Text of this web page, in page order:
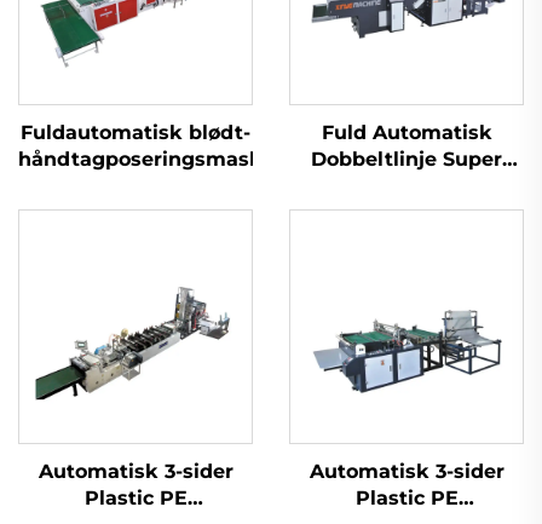
Fuldautomatisk blødt-
håndtagposeringsmaskine
Fuld Automatisk
Dobbeltlinje Super
T-shirt Sak Produktion
Automatisk 3-sider
Plastic PE
Automatisk 3-sider
Plastic PE